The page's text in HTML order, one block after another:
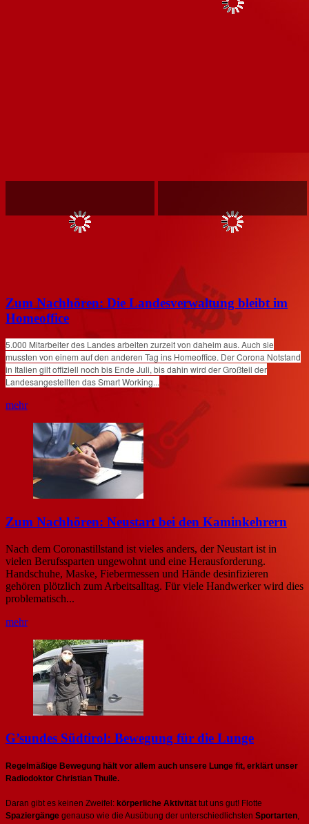
Zum Nachhören: Die Landesverwaltung bleibt im
Homeoffice
5.000 Mitarbeiter des Landes arbeiten zurzeit von daheim aus. Auch sie
mussten von einem auf den anderen Tag ins Homeoffice. Der Corona Notstand
in Italien gilt offiziell noch bis Ende Juli, bis dahin wird der Großteil der
Landesangestellten das Smart Working...
mehr
Zum Nachhören: Neustart bei den Kaminkehrern
Nach dem Coronastillstand ist vieles anders, der Neustart ist in
vielen Berufssparten ungewohnt und eine Herausforderung.
Handschuhe, Maske, Fiebermessen und Hände desinfizieren
gehören plötzlich zum Arbeitsalltag. Für viele Handwerker wird dies
problematisch...
mehr
G’sundes Südtirol: Bewegung für die Lunge
Regelmäßige Bewegung hält vor allem auch unsere Lunge fit, erklärt unser
Radiodoktor Christian Thuile.
Daran gibt es keinen Zweifel: körperliche Aktivität tut uns gut! Flotte
Spaziergänge genauso wie die Ausübung der unterschiedlichsten Sportarten,